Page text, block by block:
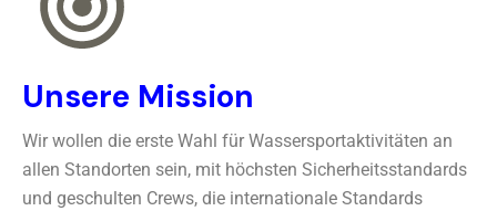
Unsere Mission
Wir wollen die erste Wahl für Wassersportaktivitäten an
allen Standorten sein, mit höchsten Sicherheitsstandards
und geschulten Crews, die internationale Standards